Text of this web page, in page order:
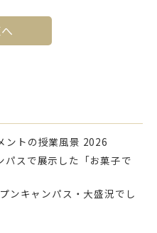
ントの授業風景 2026
パスで展示した「お菓子で
ンキャンパス・大盛況でし